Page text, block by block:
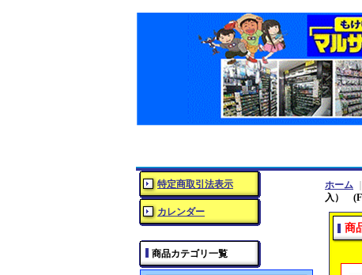
特定商取引法表示
カレンダー
商品カテゴリ一覧
ホーム
入）
商